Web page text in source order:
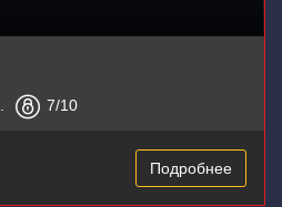
7/10
Подробнее